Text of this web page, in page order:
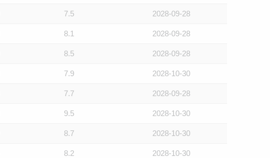
7.5 2028-09-28
8.1 2028-09-28
8.5 2028-09-28
7.9 2028-10-30
7.7 2028-09-28
9.5 2028-10-30
8.7 2028-10-30
8.2 2028-10-30